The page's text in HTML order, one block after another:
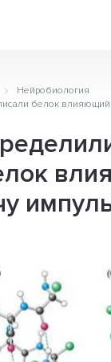
Нейробиология
белок влияющий